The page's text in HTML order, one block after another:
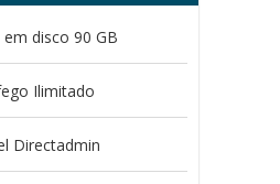
em disco 90 GB
Ilimitado
Directadmin